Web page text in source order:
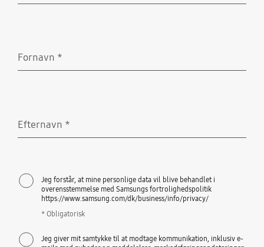
Fornavn *
Efternavn *
Jeg forstår, at mine personlige data vil blive behandlet i
overensstemmelse med Samsungs fortrolighedspolitik
https://www.samsung.com/dk/business/info/privacy/
* Obligatorisk
Jeg giver mit samtykke til at modtage kommunikation, inklusiv e-